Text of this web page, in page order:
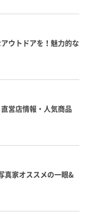
ウトドアを！魅力的な
営店情報・人気商品
真家オススメの一眼&